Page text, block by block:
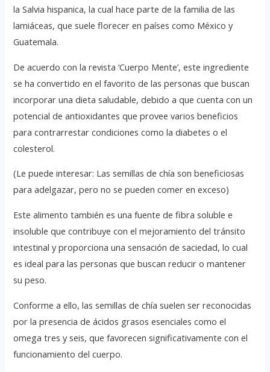
la Salvia hispanica, la cual hace parte de la familia de las
lamiáceas, que suele florecer en países como México y
Guatemala.
De acuerdo con la revista ‘Cuerpo Mente’, este ingrediente
se ha convertido en el favorito de las personas que buscan
incorporar una dieta saludable, debido a que cuenta con un
potencial de antioxidantes que provee varios beneficios
para contrarrestar condiciones como la diabetes o el
colesterol.
(Le puede interesar: Las semillas de chía son beneficiosas
para adelgazar, pero no se pueden comer en exceso)
Este alimento también es una fuente de fibra soluble e
insoluble que contribuye con el mejoramiento del tránsito
intestinal y proporciona una sensación de saciedad, lo cual
es ideal para las personas que buscan reducir o mantener
su peso.
Conforme a ello, las semillas de chía suelen ser reconocidas
por la presencia de ácidos grasos esenciales como el
omega tres y seis, que favorecen significativamente con el
funcionamiento del cuerpo.